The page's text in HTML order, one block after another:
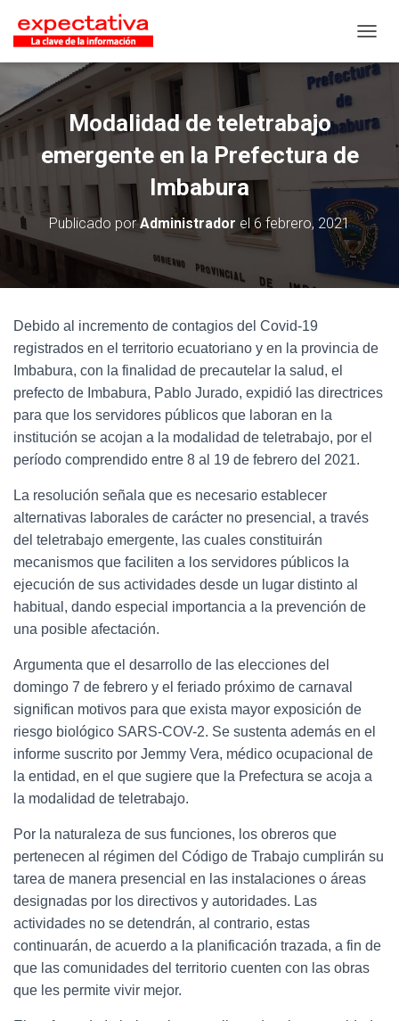
Modalidad de teletrabajo
emergente en la Prefectura de
Imbabura
Publicado porAdministrador el 6 febrero, 2021
Debido al incremento de contagios del Covid-19
registrados en el territorio ecuatoriano y en la provincia de
Imbabura, con la finalidad de precautelar la salud, el
prefecto de Imbabura, Pablo Jurado, expidió las directrices
para que los servidores públicos que laboran en la
institución se acojan a la modalidad de teletrabajo, por el
período comprendido entre 8 al 19 de febrero del 2021.
La resolución señala que es necesario establecer
alternativas laborales de carácter no presencial, a través
del teletrabajo emergente, las cuales constituirán
mecanismos que faciliten a los servidores públicos la
ejecución de sus actividades desde un lugar distinto al
habitual, dando especial importancia a la prevención de
una posible afectación.
Argumenta que el desarrollo de las elecciones del
domingo 7 de febrero y el feriado próximo de carnaval
significan motivos para que exista mayor exposición de
riesgo biológico SARS-COV-2. Se sustenta además en el
informe suscrito por Jemmy Vera, médico ocupacional de
la entidad, en el que sugiere que la Prefectura se acoja a
la modalidad de teletrabajo.
Por la naturaleza de sus funciones, los obreros que
pertenecen al régimen del Código de Trabajo cumplirán su
tarea de manera presencial en las instalaciones o áreas
designadas por los directivos y autoridades. Las
actividades no se detendrán, al contrario, estas
continuarán, de acuerdo a la planificación trazada, a fin de
que las comunidades del territorio cuenten con las obras
que les permite vivir mejor.